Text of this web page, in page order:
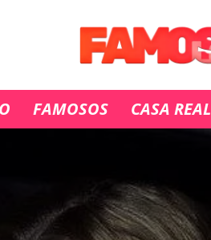
FAMOSOS CASA REAL